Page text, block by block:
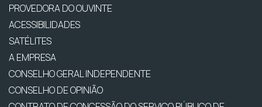
PROVEDORA DO OUVINTE
ACESSIBILIDADES
SATÉLITES
A EMPRESA
CONSELHO GERAL INDEPENDENTE
CONSELHO DE OPINIÃO